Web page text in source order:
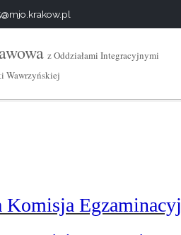
z Oddziałami Integracyjnymi
Wawrzyńskiej
Komisja